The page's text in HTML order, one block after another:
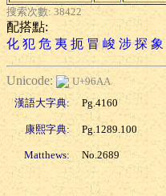
搜索次數: 38422
配搭點:
化 犯 危 夷 扼 冒 峻 涉 探 象
Unicode:
U+96AA
漢語大字典:
Pg.4160
康熙字典: Pg.1289.100
Matthews: No.2689